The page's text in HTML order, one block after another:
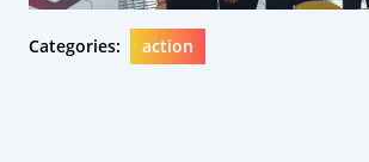
Categories: action